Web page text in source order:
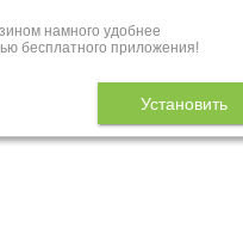
намного удобнее
бесплатного приложения!
Установить